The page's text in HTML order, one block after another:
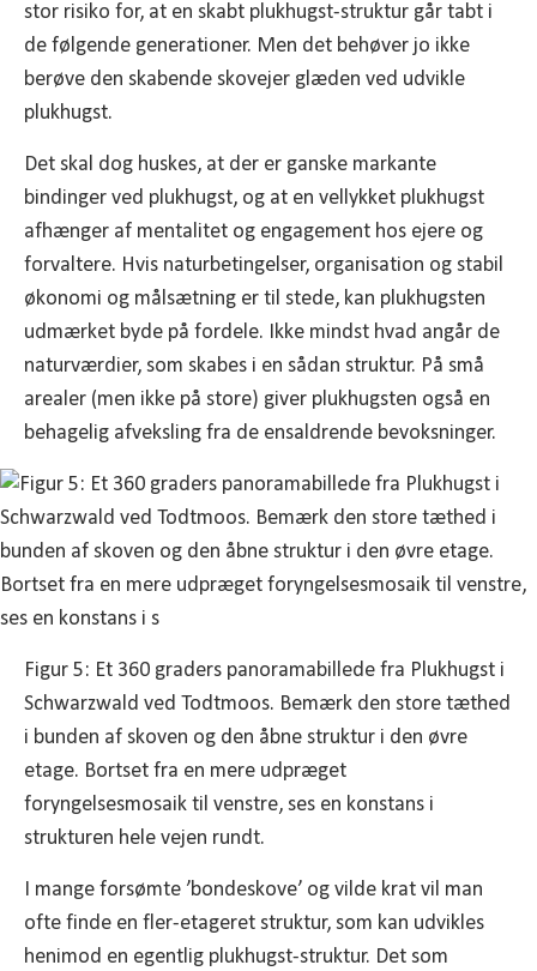
stor risiko for, at en skabt plukhugst-struktur går tabt i
de følgende generationer. Men det behøver jo ikke
berøve den skabende skovejer glæden ved udvikle
plukhugst.
Det skal dog huskes, at der er ganske markante
bindinger ved plukhugst, og at en vellykket plukhugst
afhænger af mentalitet og engagement hos ejere og
forvaltere. Hvis naturbetingelser, organisation og stabil
økonomi og målsætning er til stede, kan plukhugsten
udmærket byde på fordele. Ikke mindst hvad angår de
naturværdier, som skabes i en sådan struktur. På små
arealer (men ikke på store) giver plukhugsten også en
behagelig afveksling fra de ensaldrende bevoksninger.
Figur 5: Et 360 graders panoramabillede fra Plukhugst i
Schwarzwald ved Todtmoos. Bemærk den store tæthed
i bunden af skoven og den åbne struktur i den øvre
etage. Bortset fra en mere udpræget
foryngelsesmosaik til venstre, ses en konstans i
strukturen hele vejen rundt.
I mange forsømte ’bondeskove’ og vilde krat vil man
ofte finde en fler-etageret struktur, som kan udvikles
henimod en egentlig plukhugst-struktur. Det som